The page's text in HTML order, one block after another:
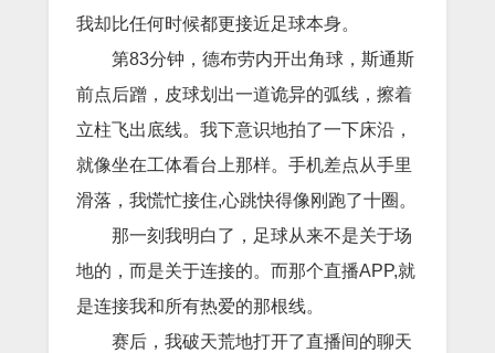
我却比任何时候都更接近足球本身。
第83分钟，德布劳内开出角球，斯通斯
前点后蹭，皮球划出一道诡异的弧线，擦着
立柱飞出底线。我下意识地拍了一下床沿，
就像坐在工体看台上那样。手机差点从手里
滑落，我慌忙接住,心跳快得像刚跑了十圈。
那一刻我明白了，足球从来不是关于场
地的，而是关于连接的。而那个直播APP,就
是连接我和所有热爱的那根线。
赛后，我破天荒地打开了直播间的聊天